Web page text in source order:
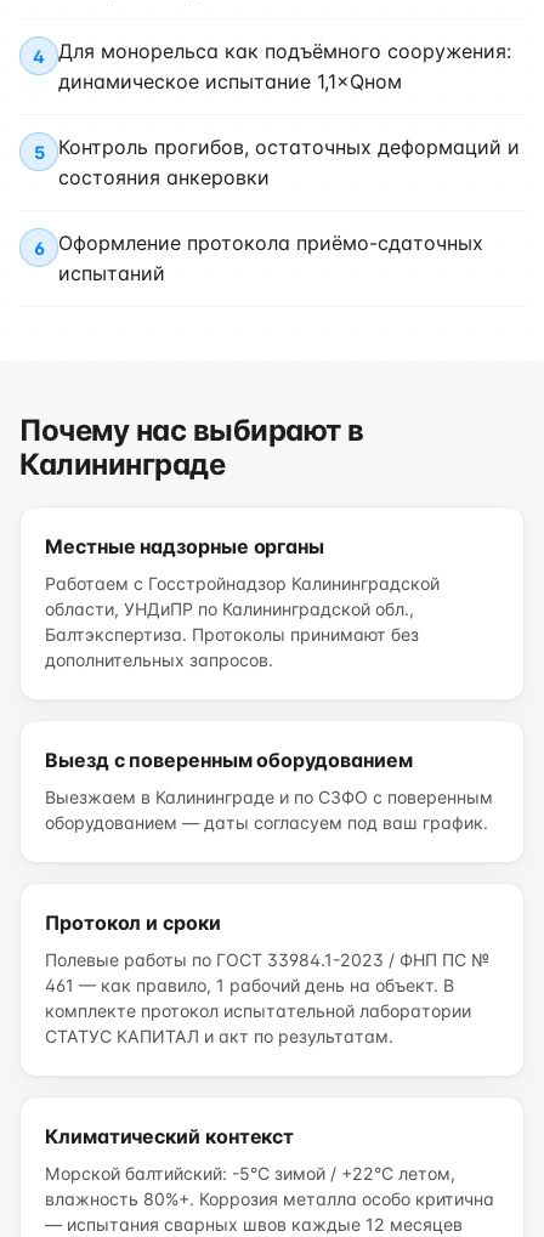
4
Для монорельса как подъёмного сооружения:
динамическое испытание 1,1×Qном
5
Контроль прогибов, остаточных деформаций и
состояния анкеровки
6
Оформление протокола приёмо-сдаточных
испытаний
Почему нас выбирают в
Калининграде
Местные надзорные органы
Работаем с Госстройнадзор Калининградской
области, УНДиПР по Калининградской обл.,
Балтэкспертиза. Протоколы принимают без
дополнительных запросов.
Выезд с поверенным оборудованием
Выезжаем в Калининграде и по СЗФО с поверенным
оборудованием — даты согласуем под ваш график.
Протокол и сроки
Полевые работы по ГОСТ 33984.1-2023 / ФНП ПС №
461 — как правило, 1 рабочий день на объект. В
комплекте протокол испытательной лаборатории
СТАТУС КАПИТАЛ и акт по результатам.
Климатический контекст
Морской балтийский: -5°C зимой / +22°C летом,
влажность 80%+. Коррозия металла особо критична
— испытания сварных швов каждые 12 месяцев